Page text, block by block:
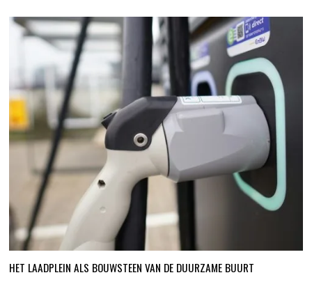
HET LAADPLEIN ALS BOUWSTEEN VAN DE DUURZAME BUURT